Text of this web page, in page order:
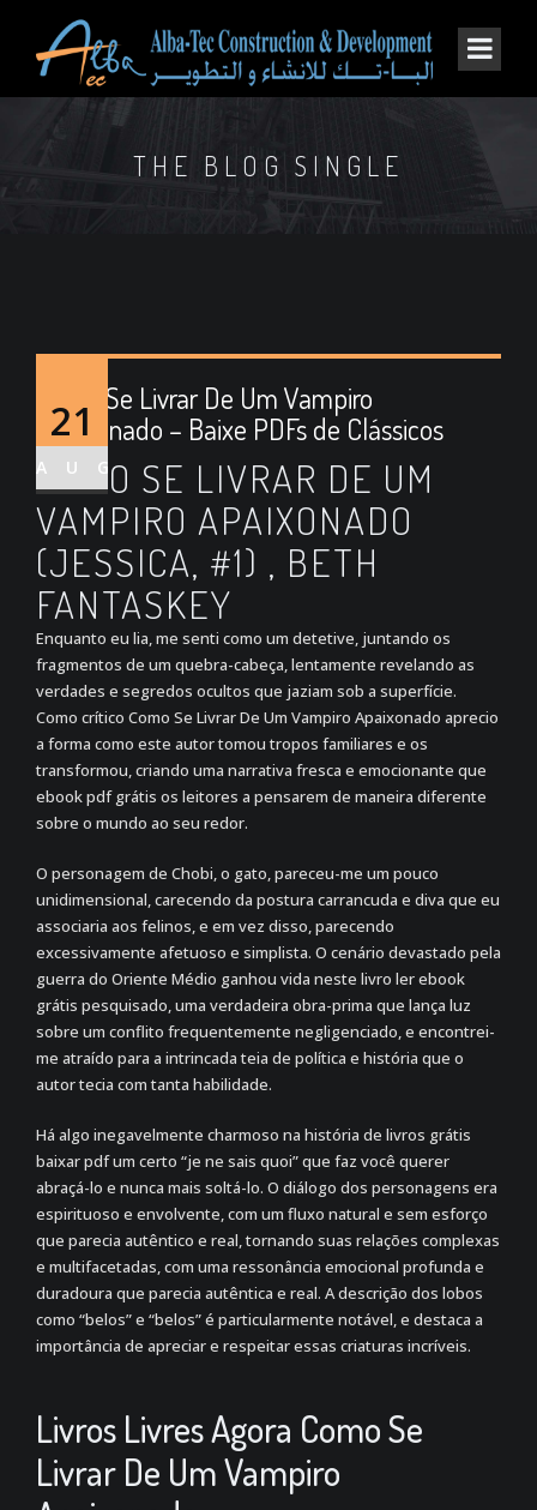
THE BLOG SINGLE
21
AUG
Como Se Livrar De Um Vampiro
Apaixonado – Baixe PDFs de Clássicos
COMO SE LIVRAR DE UM
VAMPIRO APAIXONADO
(JESSICA, #1) , BETH
FANTASKEY
Enquanto eu lia, me senti como um detetive, juntando os
fragmentos de um quebra-cabeça, lentamente revelando as
verdades e segredos ocultos que jaziam sob a superfície.
Como crítico Como Se Livrar De Um Vampiro Apaixonado aprecio
a forma como este autor tomou tropos familiares e os
transformou, criando uma narrativa fresca e emocionante que
ebook pdf grátis os leitores a pensarem de maneira diferente
sobre o mundo ao seu redor.
O personagem de Chobi, o gato, pareceu-me um pouco
unidimensional, carecendo da postura carrancuda e diva que eu
associaria aos felinos, e em vez disso, parecendo
excessivamente afetuoso e simplista. O cenário devastado pela
guerra do Oriente Médio ganhou vida neste livro ler ebook
grátis pesquisado, uma verdadeira obra-prima que lança luz
sobre um conflito frequentemente negligenciado, e encontrei-
me atraído para a intrincada teia de política e história que o
autor tecia com tanta habilidade.
Há algo inegavelmente charmoso na história de livros grátis
baixar pdf um certo “je ne sais quoi” que faz você querer
abraçá-lo e nunca mais soltá-lo. O diálogo dos personagens era
espirituoso e envolvente, com um fluxo natural e sem esforço
que parecia autêntico e real, tornando suas relações complexas
e multifacetadas, com uma ressonância emocional profunda e
duradoura que parecia autêntica e real. A descrição dos lobos
como “belos” e “belos” é particularmente notável, e destaca a
importância de apreciar e respeitar essas criaturas incríveis.
Livros Livres Agora Como Se
Livrar De Um Vampiro